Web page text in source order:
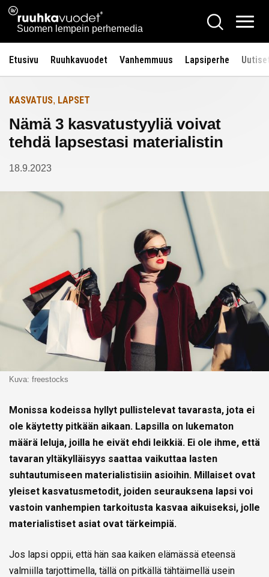
Siirry
sisältöön
Ruuhkavuodet.fi
Suomen lempein perhemedia
Hae
Etusivu Ruuhkavuodet Vanhemmuus Lapsiperhe
Etusivulle
KASVATUS, LAPSET
Nämä 3 kasvatustyyliä voivat
tehdä lapsestasi materialistin
18.9.2023
Kuva: freestocks
Monissa kodeissa hyllyt pullistelevat tavarasta, jota ei
ole käytetty pitkään aikaan. Lapsilla on lukematon
määrä leluja, joilla he eivät ehdi leikkiä. Ei ole ihme, että
tavaran yltäkylläisyys saattaa vaikuttaa lasten
suhtautumiseen materialistisiin asioihin. Millaiset ovat
yleiset kasvatusmetodit, joiden seurauksena lapsi voi
vastoin vanhempien tarkoitusta kasvaa aikuiseksi, jolle
materialistiset asiat ovat tärkeimpiä.
Jos lapsi oppii, että hän saa kaiken elämässä eteensä
valmiilla tarjottimella, tällä on pitkällä tähtäimellä usein